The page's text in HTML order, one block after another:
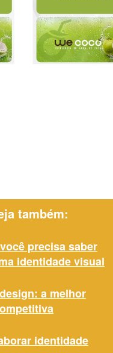
também:
precisa saber
identidade visual
a melhor
identidade